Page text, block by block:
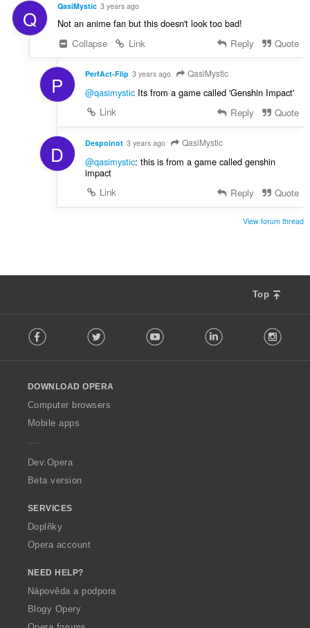
Q QasiMystic 3 years ago
Not an anime fan but this doesn't look too bad!
Collapse
Link Reply Quote
P PerfAct-Flip 3 years ago QasiMystic
@qasimysticIts from a game called 'Genshin Impact'
Link
Reply Quote
D Despoinot 3 years ago QasiMystic
@qasimystic: this is from a game called genshin
impact
Link
Reply Quote
View forum thread
Top
o
w
O
p
a
Facebook Twitter Youtube LinkedIn
DOWNLOAD OPERA
Computer browsers
Mobile apps
Dev.Opera
Beta version
SERVICES
Doplňky
Opera account
NEED HELP?
Nápověda a podpora
Blogy Opery